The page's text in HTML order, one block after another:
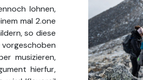
lohnen,
mal 2.one
so diese
musizieren,
hierfur,